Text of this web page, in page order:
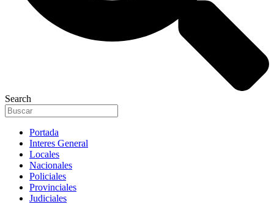
Search
Portada
Interes General
Locales
Nacionales
Policiales
Provinciales
Judiciales